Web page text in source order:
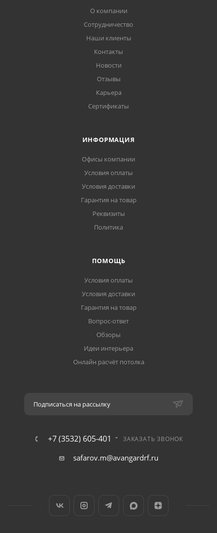
О компании
Сотрудничество
Наши клиенты
Контакты
Новости
Отзывы
Карьера
Сертификаты
ИНФОРМАЦИЯ
Офисы компании
Условия оплаты
Условия доставки
Гарантия на товар
Реквизиты
Политика
ПОМОЩЬ
Условия оплаты
Условия доставки
Гарантия на товар
Вопрос-ответ
Обзоры
Идеи интерьера
Онлайн расчёт потолка
Подписаться на рассылку
+7 (3532) 605-401 ЗАКАЗАТЬ ЗВОНОК
safarov.m@avangardrf.ru